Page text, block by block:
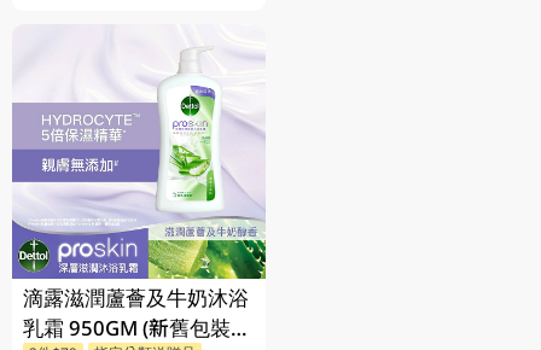
滴露滋潤蘆薈及牛奶沐浴
乳霜 950GM (新舊包裝隨